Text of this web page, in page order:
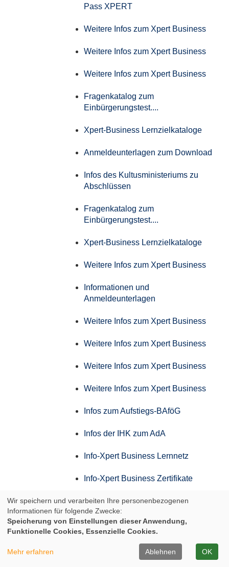
Pass XPERT
Weitere Infos zum Xpert Business
Weitere Infos zum Xpert Business
Weitere Infos zum Xpert Business
Fragenkatalog zum
Einbürgerungstest....
Xpert-Business Lernzielkataloge
Anmeldeunterlagen zum Download
Infos des Kultusministeriums zu
Abschlüssen
Fragenkatalog zum
Einbürgerungstest....
Xpert-Business Lernzielkataloge
Weitere Infos zum Xpert Business
Informationen und
Anmeldeunterlagen
Weitere Infos zum Xpert Business
Weitere Infos zum Xpert Business
Weitere Infos zum Xpert Business
Weitere Infos zum Xpert Business
Infos zum Aufstiegs-BAföG
Infos der IHK zum AdA
Info-Xpert Business Lernnetz
Info-Xpert Business Zertifikate
Weitere Infos zum Xpert Business
Weitere Infos zum Xpert Business
Weitere Infos zum Xpert Business
Wir speichern und verarbeiten Ihre personenbezogenen
Informationen für folgende Zwecke:
Speicherung von Einstellungen dieser Anwendung,
Funktionelle Cookies, Essenzielle Cookies.
Mehr erfahren Ablehnen OK